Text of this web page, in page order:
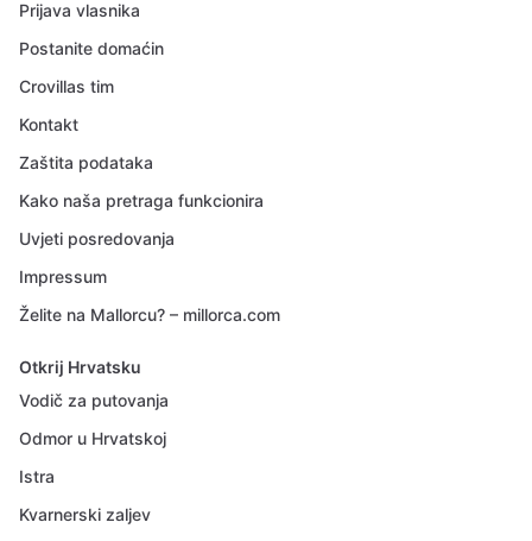
Prijava vlasnika
Postanite domaćin
Crovillas tim
Kontakt
Zaštita podataka
Kako naša pretraga funkcionira
Uvjeti posredovanja
Impressum
Želite na Mallorcu? – millorca.com
Otkrij Hrvatsku
Vodič za putovanja
Odmor u Hrvatskoj
Istra
Kvarnerski zaljev